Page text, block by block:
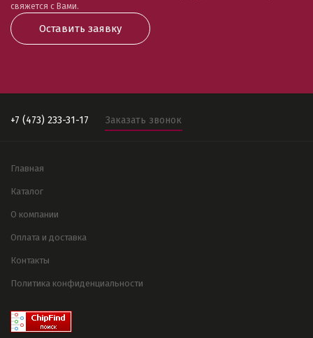
свяжется с Вами.
Оставить заявку
+7 (473) 233-31-17 Заказать звонок
Главная
Каталог
О компании
Оплата и доставка
Контакты
Политика конфиденциальности